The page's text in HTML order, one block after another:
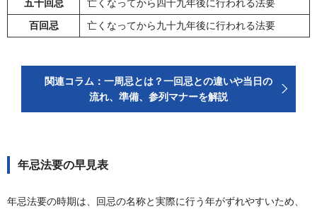
五十回忌
亡くなってから四十九年後に行われる法要
百回忌
亡くなってから九十九年後に行われる法要
関連コラム：一周忌とは？一回忌との違いや当日の
流れ、準備、参列マナーを解説
年忌法要の早見表
年忌法要の時期は、回忌の名称と実際に行う年がずれやすいため、